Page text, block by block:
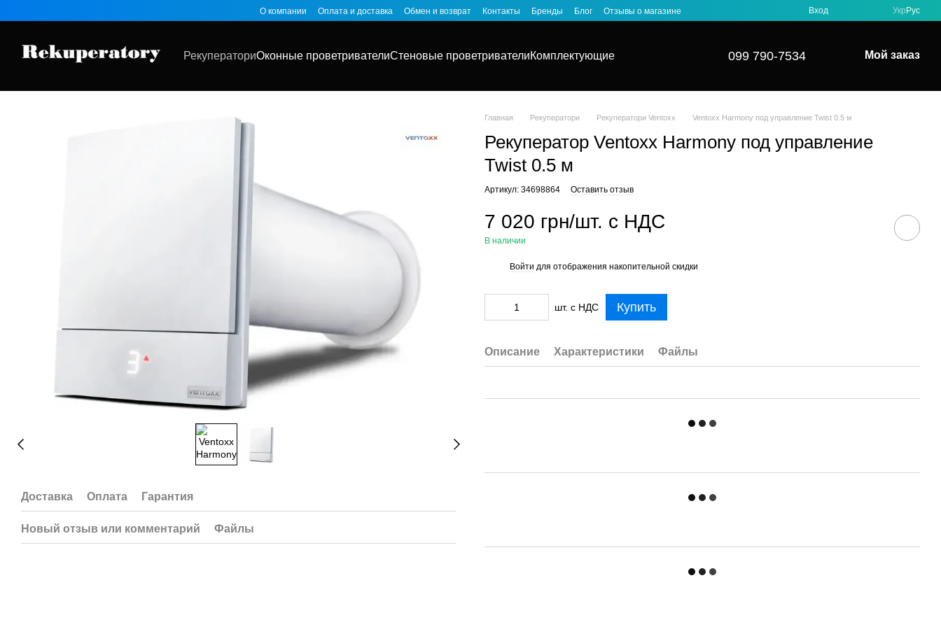
О компании Оплата и доставка Обмен и возврат Контакты Бренды Блог Отзывы о магазине Вход Укр Рус
РекуператориОконные проветривателиСтеновые проветривателиКомплектующие 099 790-7534 Мой заказ
Доставка Оплата Гарантия
Новый отзыв или комментарий Файлы
Главная Рекуператори Рекуператори Ventoxx Ventoxx Harmony под управление Twist 0.5 м
Рекуператор Ventoxx Harmony под управление
Twist 0.5 м
Артикул: 34698864 Оставить отзыв
7 020 грн/шт. с НДС
В наличии
Войти для отображения накопительной скидки
шт. с НДС Купить
Описание Характеристики Файлы